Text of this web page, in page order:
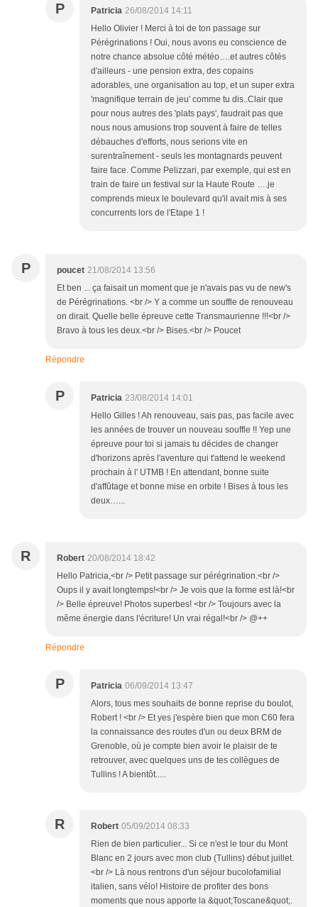
P Patricia 26/08/2014 14:11
Hello Olivier ! Merci à toi de ton passage sur
Pérégrinations ! Oui, nous avons eu conscience de
notre chance absolue côté météo….et autres côtés
d'ailleurs - une pension extra, des copains
adorables, une organisation au top, et un super extra
'magnifique terrain de jeu' comme tu dis..Clair que
pour nous autres des 'plats pays', faudrait pas que
nous nous amusions trop souvent à faire de telles
débauches d'efforts, nous serions vite en
surentraînement - seuls les montagnards peuvent
faire face. Comme Pelizzari, par exemple, qui est en
train de faire un festival sur la Haute Route ….je
comprends mieux le boulevard qu'il avait mis à ses
concurrents lors de l'Etape 1 !
P poucet 21/08/2014 13:56
Et ben ... ça faisait un moment que je n'avais pas vu de new's
de Pérégrinations. <br /> Y a comme un souffle de renouveau
on dirait. Quelle belle épreuve cette Transmaurienne !!!<br />
Bravo à tous les deux.<br /> Bises.<br /> Poucet
Répondre
P Patricia 23/08/2014 14:01
Hello Gilles ! Ah renouveau, sais pas, pas facile avec
les années de trouver un nouveau souffle !! Yep une
épreuve pour toi si jamais tu décides de changer
d'horizons après l'aventure qui t'attend le weekend
prochain à l' UTMB ! En attendant, bonne suite
d'affûtage et bonne mise en orbite ! Bises à tous les
deux…...
R Robert 20/08/2014 18:42
Hello Patricia,<br /> Petit passage sur pérégrination.<br />
Oups il y avait longtemps!<br /> Je vois que la forme est là!<br
/> Belle épreuve! Photos superbes! <br /> Toujours avec la
même énergie dans l'écriture! Un vrai régal!<br /> @++
Répondre
P Patricia 06/09/2014 13:47
Alors, tous mes souhaits de bonne reprise du boulot,
Robert ! <br /> Et yes j'espère bien que mon C60 fera
la connaissance des routes d'un ou deux BRM de
Grenoble, où je compte bien avoir le plaisir de te
retrouver, avec quelques uns de tes collègues de
Tullins ! A bientôt.....
R Robert 05/09/2014 08:33
Rien de bien particulier... Si ce n'est le tour du Mont
Blanc en 2 jours avec mon club (Tullins) début juillet.
<br /> Là nous rentrons d'un séjour bucolofamilial
italien, sans vélo! Histoire de profiter des bons
moments que nous apporte la &quot;Toscane&quot;.